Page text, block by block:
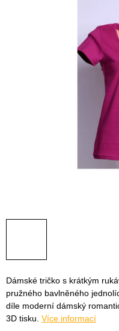
Dámské tričko s krátkým
pružného bavlněného
díle moderní dámský
3D tisku. Více informací